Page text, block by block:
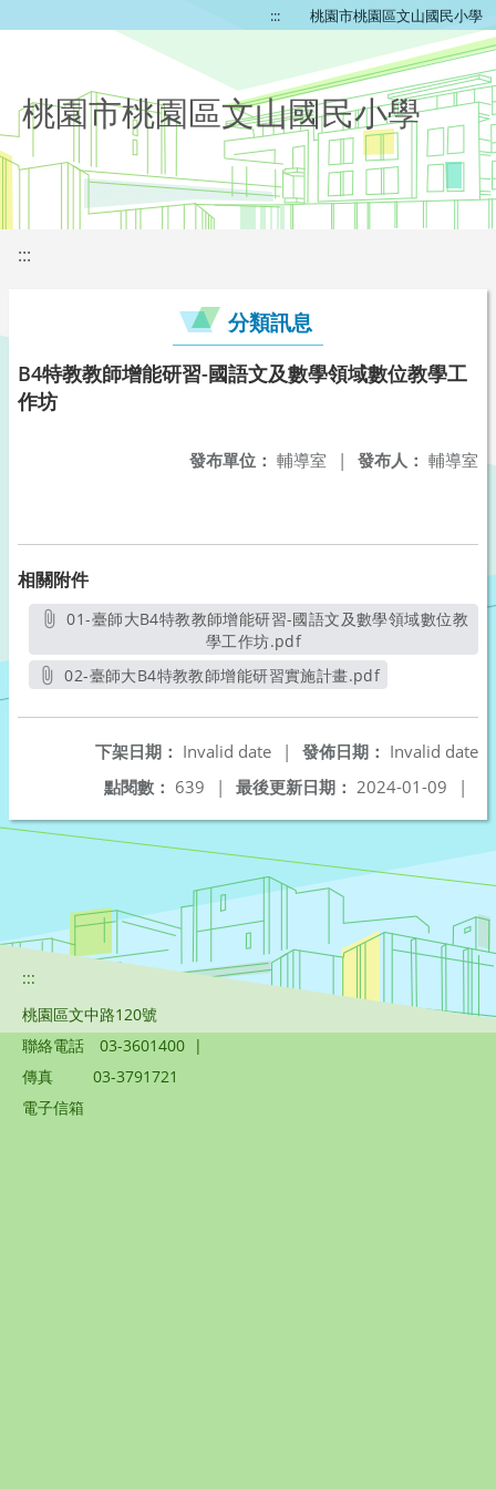
::: 桃園市桃園區文山國民小學
桃園市桃園區文山國民小學
:::
分類訊息
B4特教教師增能研習-國語文及數學領域數位教學工
作坊
發布人： 輔導室
發布單位： 輔導室 |
相關附件
01-臺師大B4特教教師增能研習-國語文及數學領域數位教
學工作坊.pdf另開新視窗
02-臺師大B4特教教師增能研習實施計畫.pdf
發佈日期： Invalid date
下架日期： Invalid date
|
最後更新日期： 2024-01-09 |
點閱數： 639 |
:::
桃園區文中路120號
聯絡電話
03-3601400 |
傳真
03-3791721
電子信箱